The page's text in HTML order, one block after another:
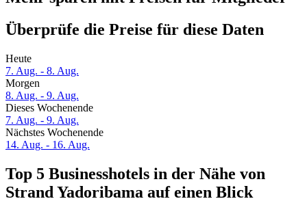
Überprüfe die Preise für diese Daten
Heute
7. Aug. - 8. Aug.
Morgen
8. Aug. - 9. Aug.
Dieses Wochenende
7. Aug. - 9. Aug.
Nächstes Wochenende
14. Aug. - 16. Aug.
Top 5 Businesshotels in der Nähe von
Strand Yadoribama auf einen Blick